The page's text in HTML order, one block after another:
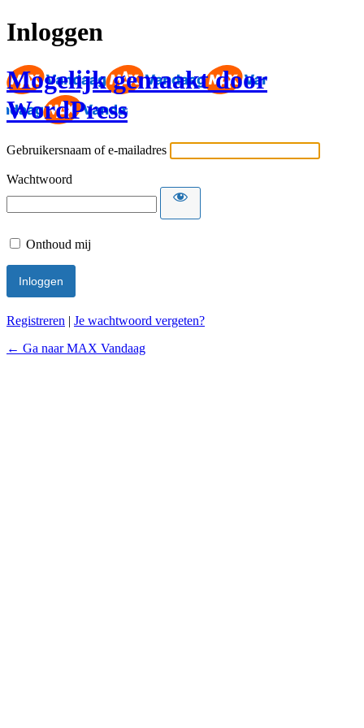
Inloggen
Mogelijk gemaakt door
WordPress
Gebruikersnaam of e-mailadres
Wachtwoord
Onthoud mij
Registreren | Je wachtwoord vergeten?
← Ga naar MAX Vandaag